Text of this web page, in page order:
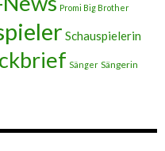
Promi Big Brother
Schauspielerin
Sänger Sängerin